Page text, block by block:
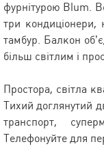
фурнітурою Blum.
три кондиціонери,
тамбур. Балкон
більш світлим і
Простора, світла
Тихий доглянутий
транспорт,
Телефонуйте для